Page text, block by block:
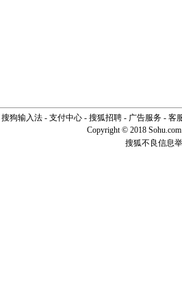
搜狗输入法- 支付中心- 搜狐招聘- 广告服务- 客
Copyright © 2018
搜狐不良信息